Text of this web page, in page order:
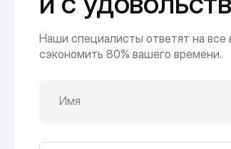
Наши специалисты ответят на все
сэкономить 80% вашего времени.
Имя